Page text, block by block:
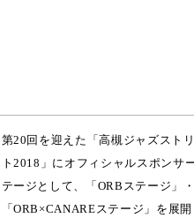
第20回を迎えた「高槻ジャズスト
ト2018」にオフィシャルスポンサ
テージとして、「ORBステージ」
「ORB×CANAREステージ」を展